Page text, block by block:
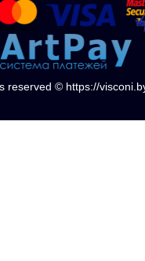
reserved © https://